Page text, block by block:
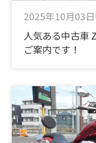
2025年10月03日
人気ある中古車
ご案内です！